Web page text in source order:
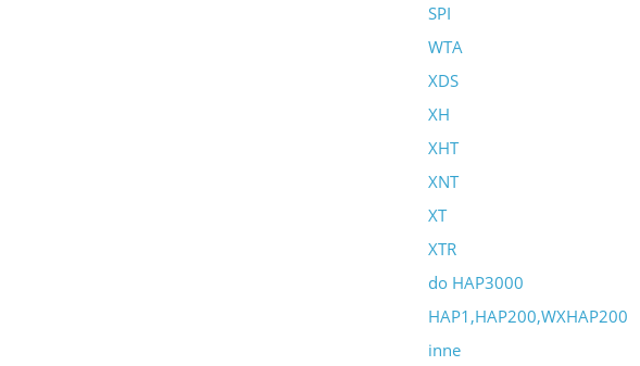
SPI
WTA
XDS
XH
XHT
XNT
XT
XTR
do HAP3000
HAP1,HAP200,WXHAP200
inne